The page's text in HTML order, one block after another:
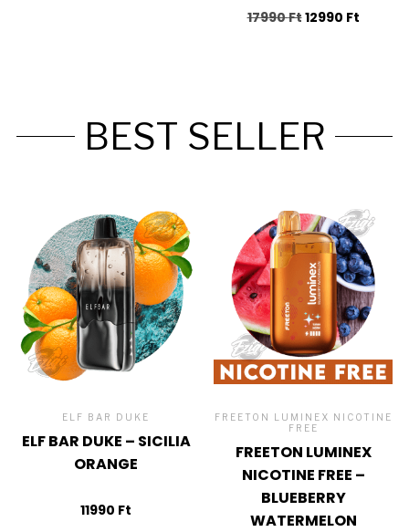
17990Ft12990 Ft
BEST SELLER
ELF BAR DUKE
ELF BAR DUKE – SICILIA
ORANGE
11990 Ft
FREETON LUMINEX NICOTINE
FREE
FREETON LUMINEX
NICOTINE FREE –
BLUEBERRY
WATERMELON